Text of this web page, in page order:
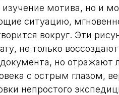
изучение мотива, но и
ситуацию,
вокруг. Эти
не только
но отражают
с острым глазом,
непростого